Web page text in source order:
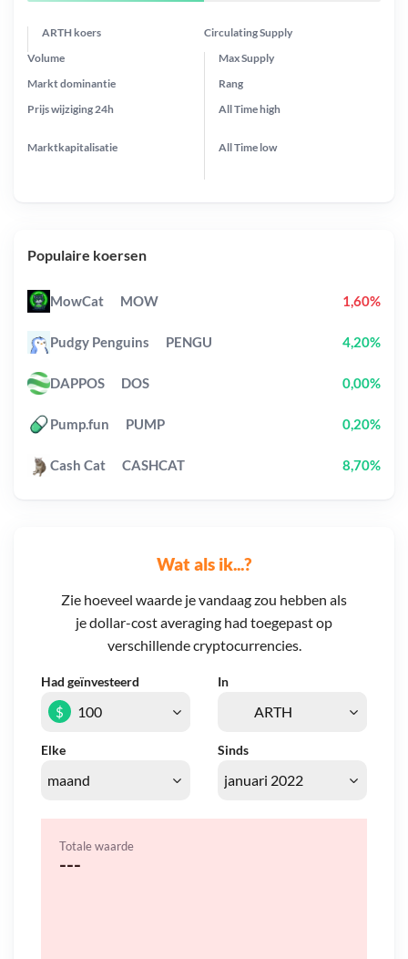
Wat als ik...?
Zie hoeveel waarde je vandaag zou hebben als
je dollar-cost averaging had toegepast op
verschillende cryptocurrencies.
Had geïnvesteerd In
Elke Sinds
$
Totale waarde
---
ARTH koers Circulating Supply
Prijs wijziging 24h
Max Supply
Markt dominantie
Marktkapitalisatie
Volume
Rang
All Timehigh
All Time low
Populaire koersen
MowCat MOW 1,60%
Pudgy Penguins PENGU 4,20%
DAPPOS DOS 0,00%
Pump.fun PUMP 0,20%
Cash Cat CASHCAT 8,70%